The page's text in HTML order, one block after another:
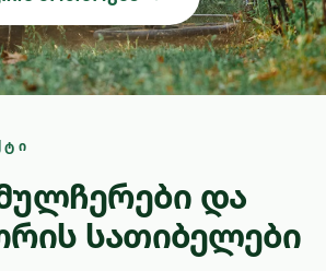
და
სათიბელები